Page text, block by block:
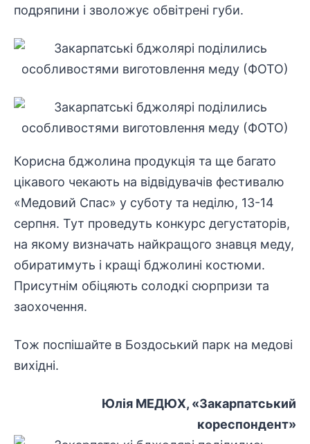
подряпини і зволожує обвітрені губи.
Корисна бджолина продукція та ще багато
цікавого чекають на відвідувачів фестивалю
«Медовий Спас» у суботу та неділю, 13-14
серпня. Тут проведуть конкурс дегустаторів,
на якому визначать найкращого знавця меду,
обиратимуть і кращі бджолині костюми.
Присутнім обіцяють солодкі сюрпризи та
заохочення.
Тож поспішайте в Боздоський парк на медові
вихідні.
Юлія МЕДЮХ, «Закарпатський
кореспондент»